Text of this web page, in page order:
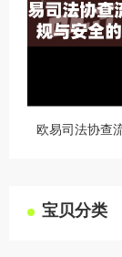
宝贝分类